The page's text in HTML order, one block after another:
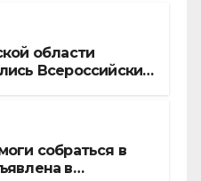
области
Всероссийские
собраться в
в